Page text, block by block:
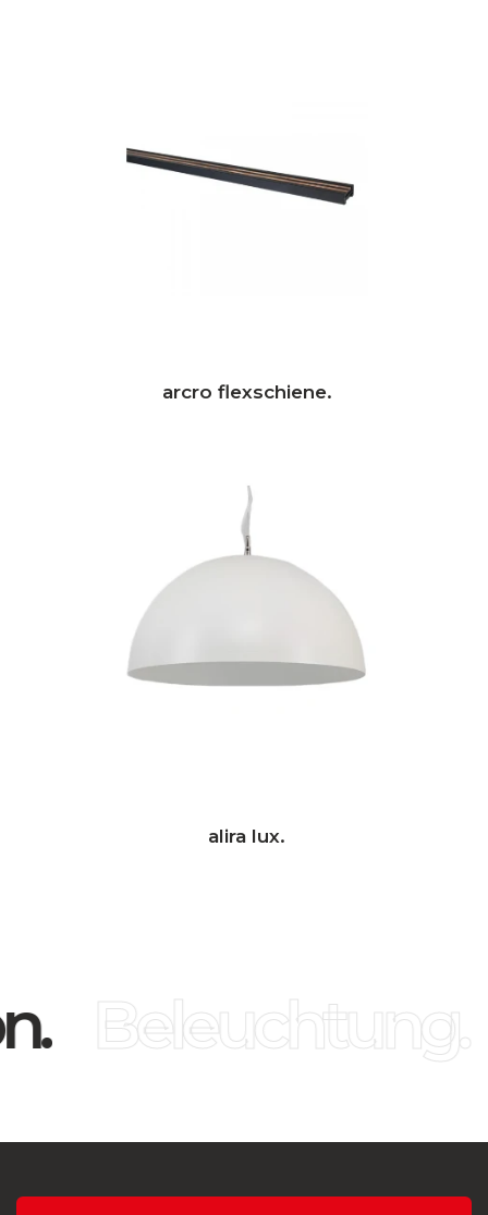
arcro flexschiene.
alira lux.
Beleuchtung.